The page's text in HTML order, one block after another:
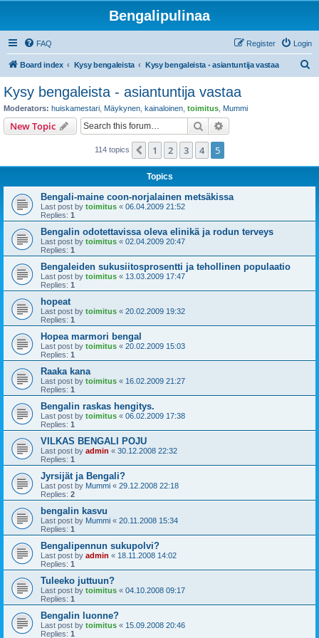
Bengalipulinaa
FAQ Login
Register
Board index Kysy bengaleista Kysy bengaleista - asiantuntija vastaa
Kysy bengaleista - asiantuntija vastaa
Moderators: huiskamestari Mäykynen kainaloinen toimitus Mummi
New Topic Search
114 topics Previous
1 2 3 4 5
Topics
Bengali-maine coon-norjalainen metsäkissa
Last post by toimitus « 06.04.2009 21:52
Replies: 1
Bengalin odotettavissa oleva elinikä ja rodun terveys
Last post by toimitus « 02.04.2009 20:47
Replies: 1
Bengaleiden sukusiitosprosentti ja tehollinen populaatio
Last post by toimitus « 13.03.2009 17:47
Replies: 1
hopeat
Last post by toimitus « 20.02.2009 19:32
Replies: 1
Hopea marmori bengal
Last post by toimitus « 20.02.2009 15:03
Replies: 1
Raaka kana
Last post by toimitus « 16.02.2009 21:27
Replies: 1
Bengalin raskas hengitys.
Last post by toimitus « 06.02.2009 17:38
Replies: 1
VILKAS BENGALI POJU
Last post by admin « 30.12.2008 22:32
Replies: 1
Jyrsijät ja Bengali?
Last post by Mummi « 29.12.2008 22:18
Replies: 2
bengalin kasvu
Last post by Mummi « 20.11.2008 15:34
Replies: 1
Bengalipennun sukupolvi?
Last post by admin « 18.11.2008 14:02
Replies: 1
Tuleeko juttuun?
Last post by toimitus « 04.10.2008 09:17
Replies: 1
Bengalin luonne?
Last post by toimitus « 15.09.2008 20:46
Replies: 1